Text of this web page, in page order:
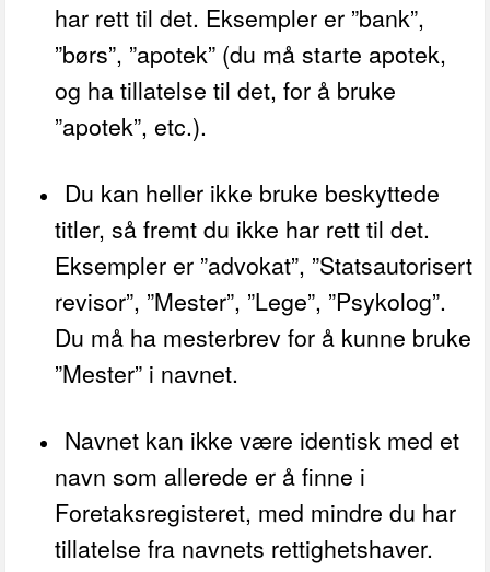
har rett til det. Eksempler er ”bank”,
”børs”, ”apotek” (du må starte apotek,
og ha tillatelse til det, for å bruke
”apotek”, etc.).
Du kan heller ikke bruke beskyttede
titler, så fremt du ikke har rett til det.
Eksempler er ”advokat”, ”Statsautorisert
revisor”, ”Mester”, ”Lege”, ”Psykolog”.
Du må ha mesterbrev for å kunne bruke
”Mester” i navnet.
Navnet kan ikke være identisk med et
navn som allerede er å finne i
Foretaksregisteret, med mindre du har
tillatelse fra navnets rettighetshaver.